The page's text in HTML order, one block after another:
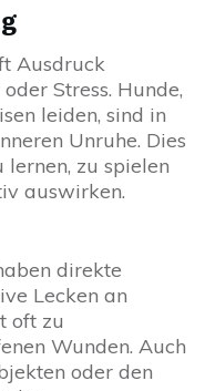
Ausdruck
Stress. Hunde,
leiden, sind in
Unruhe. Dies
zu spielen
auswirken.
direkte
Lecken an
oft zu
Wunden. Auch
oder den